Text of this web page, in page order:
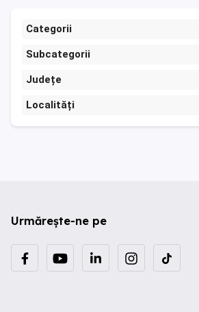
Categorii
Subcategorii
Județe
Localități
Urmărește-ne pe